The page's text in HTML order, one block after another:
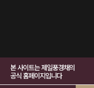
본 사이트는 제일풍경채의
공식 홈페이지입니다